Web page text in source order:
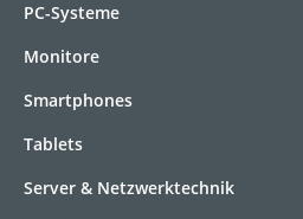
PC-Systeme
Monitore
Smartphones
Tablets
Server & Netzwerktechnik